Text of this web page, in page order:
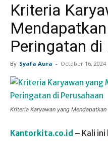
Kriteria
Peringatan di
By Syafa Aura - October 16, 2024
Kriteria Karyawan yang
Kantorkita.co.id – Kali